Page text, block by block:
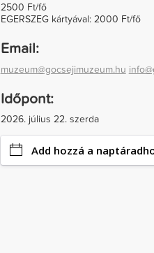
2500 Ft/fő
EGERSZEG kártyával: 2000 Ft/fő
Email:
muzeum@gocsejimuzeum.hu
Időpont:
2026. július 22. szerda
Add hozzá a